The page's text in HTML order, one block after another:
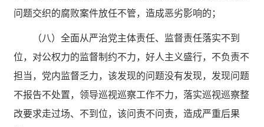
问题交织的腐败案件放任不管，造成恶劣影响的；
（八）全面从严治党主体责任、监督责任落实不到
位，对公权力的监督制约不力，好人主义盛行，不负责不
担当，党内监督乏力，该发现的问题没有发现，发现问题
不报告不处置，领导巡视巡察工作不力，落实巡视巡察整
改要求走过场、不到位，该问责不问责，造成严重后果